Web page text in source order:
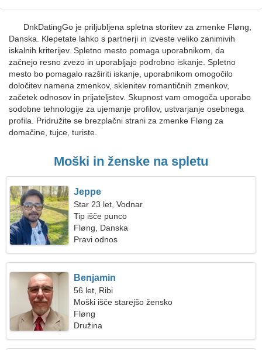
DnkDatingGo je priljubljena spletna storitev za zmenke Fløng,
Danska. Klepetate lahko s partnerji in izveste veliko zanimivih
iskalnih kriterijev. Spletno mesto pomaga uporabnikom, da
začnejo resno zvezo in uporabljajo podrobno iskanje. Spletno
mesto bo pomagalo razširiti iskanje, uporabnikom omogočilo
določitev namena zmenkov, sklenitev romantičnih zmenkov,
začetek odnosov in prijateljstev. Skupnost vam omogoča uporabo
sodobne tehnologije za ujemanje profilov, ustvarjanje osebnega
profila. Pridružite se brezplačni strani za zmenke Fløng za
domačine, tujce, turiste.
Moški in ženske na spletu
Jeppe
Star 23 let, Vodnar
Tip išče punco
Fløng, Danska
Pravi odnos
Benjamin
56 let, Ribi
Moški išče starejšo žensko
Fløng
Družina